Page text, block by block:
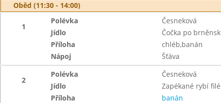
Oběd (11:30 - 14:00)
1
Polévka
Česneková
Jídlo
Čočka po
Příloha
chléb,banán
Nápoj
Šťáva
2
Polévka
Česneková
Jídlo
Zapékané rybí
Příloha
banán